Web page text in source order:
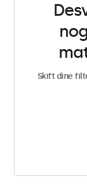
Skift dine